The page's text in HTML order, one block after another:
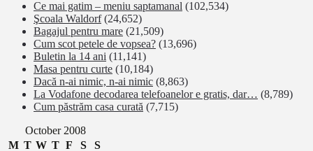
Ce mai gatim – meniu saptamanal (102,534)
Şcoala Waldorf (24,652)
Bagajul pentru mare (21,509)
Cum scot petele de vopsea? (13,696)
Buletin la 14 ani (11,141)
Masa pentru curte (10,184)
Dacă n-ai nimic, n-ai nimic (8,863)
La Vodafone decodarea telefoanelor e gratis, dar… (8,789)
Cum păstrăm casa curată (7,715)
October 2008
M T W T F S
S